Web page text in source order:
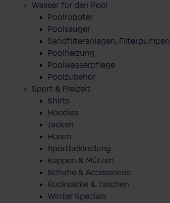
Wasser für den Pool
Poolroboter
Poolsauger
Sandfilteranlagen, Filterpumpen
Poolheizung
Poolwasserpflege
Poolzubehör
Sport & Freizeit
Shirts
Hoodies
Jacken
Hosen
Sportbekleidung
Kappen & Mützen
Schuhe & Accessoires
Rucksäcke & Taschen
Winter Specials